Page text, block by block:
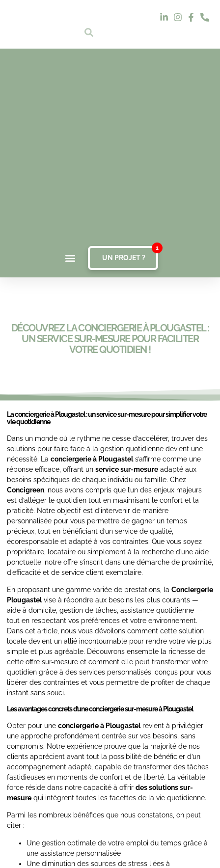
UN PROJET ?
DÉCOUVREZ LA CONCIERGERIE À PLOUGASTEL :
UN SERVICE SUR-MESURE POUR FACILITER
VOTRE QUOTIDIEN !
La conciergerie à Plougastel : un service sur-mesure pour simplifier votre
vie quotidienne
Dans un monde où le rythme ne cesse d’accélérer, trouver des
solutions pour faire face à la gestion quotidienne devient une
nécessité. La conciergerie à Plougastels’affirme comme une
réponse efficace, offrant un service sur-mesure adapté aux
besoins spécifiques de chaque individu ou famille. Chez
Concigreen , nous avons compris que l’un des enjeux majeurs
est d’alléger le quotidien tout en maximisant le confort et la
praticité. Notre objectif est d’intervenir de manière
personnalisée pour vous permettre de gagner un temps
précieux, tout en bénéficiant d’un service de qualité,
écoresponsable et adapté à vos contraintes. Que vous soyez
propriétaire, locataire ou simplement à la recherche d’une aide
ponctuelle, notre offre s’inscrit dans une démarche de proximité,
d’efficacité et de service client exemplaire.
En proposant une gamme variée de prestations, la Conciergerie
Plougastelvise à répondre aux besoins les plus courants —
aide à domicile, gestion de tâches, assistance quotidienne —
tout en respectant vos préférences et votre environnement.
Dans cet article, nous vous dévoilons comment cette solution
locale devient un allié incontournable pour rendre votre vie plus
simple et plus agréable. Découvrons ensemble la richesse de
cette offre sur-mesure et comment elle peut transformer votre
quotidien grâce à des services personnalisés, conçus pour vous
libérer des contraintes et vous permettre de profiter de chaque
instant sans souci.
Les avantages concrets d’une conciergerie sur-mesure à Plougastel
Opter pour une conciergerie à Plougastelrevient à privilégier
une approche profondément centrée sur vos besoins, sans
compromis. Notre expérience prouve que la majorité de nos
clients apprécient avant tout la possibilité de bénéficier d’un
accompagnement adapté, capable de transformer des tâches
fastidieuses en moments de confort et de liberté. La véritable
force réside dans notre capacité à offrir des solutions sur-
mesure qui intègrent toutes les facettes de la vie quotidienne.
Parmi les nombreux bénéfices que nous constatons, on peut
citer :
Une gestion optimale de votre emploi du temps grâce à
une assistance personnalisée
Une diminution des sources de stress liées à